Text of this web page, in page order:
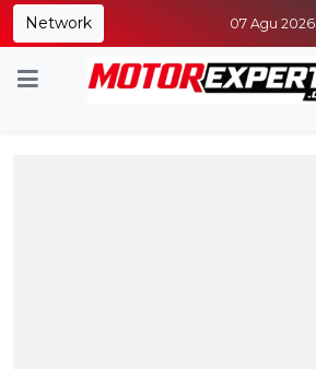
Network 07 Agu 2026